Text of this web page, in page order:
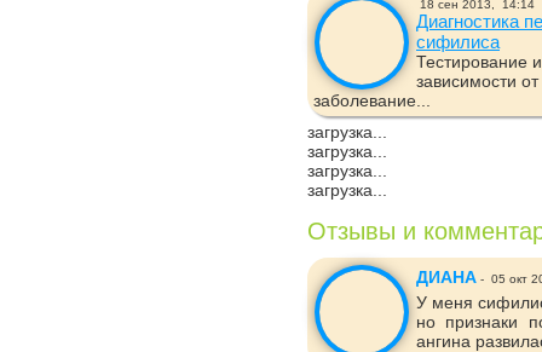
18 сен 2013, 14:14
Диагностика
сифилиса
Тестирование
зависимости
заболевание...
загрузка...
загрузка...
загрузка...
загрузка...
Отзывы и
ДИАНА - 05 окт
У меня
но признаки
ангина